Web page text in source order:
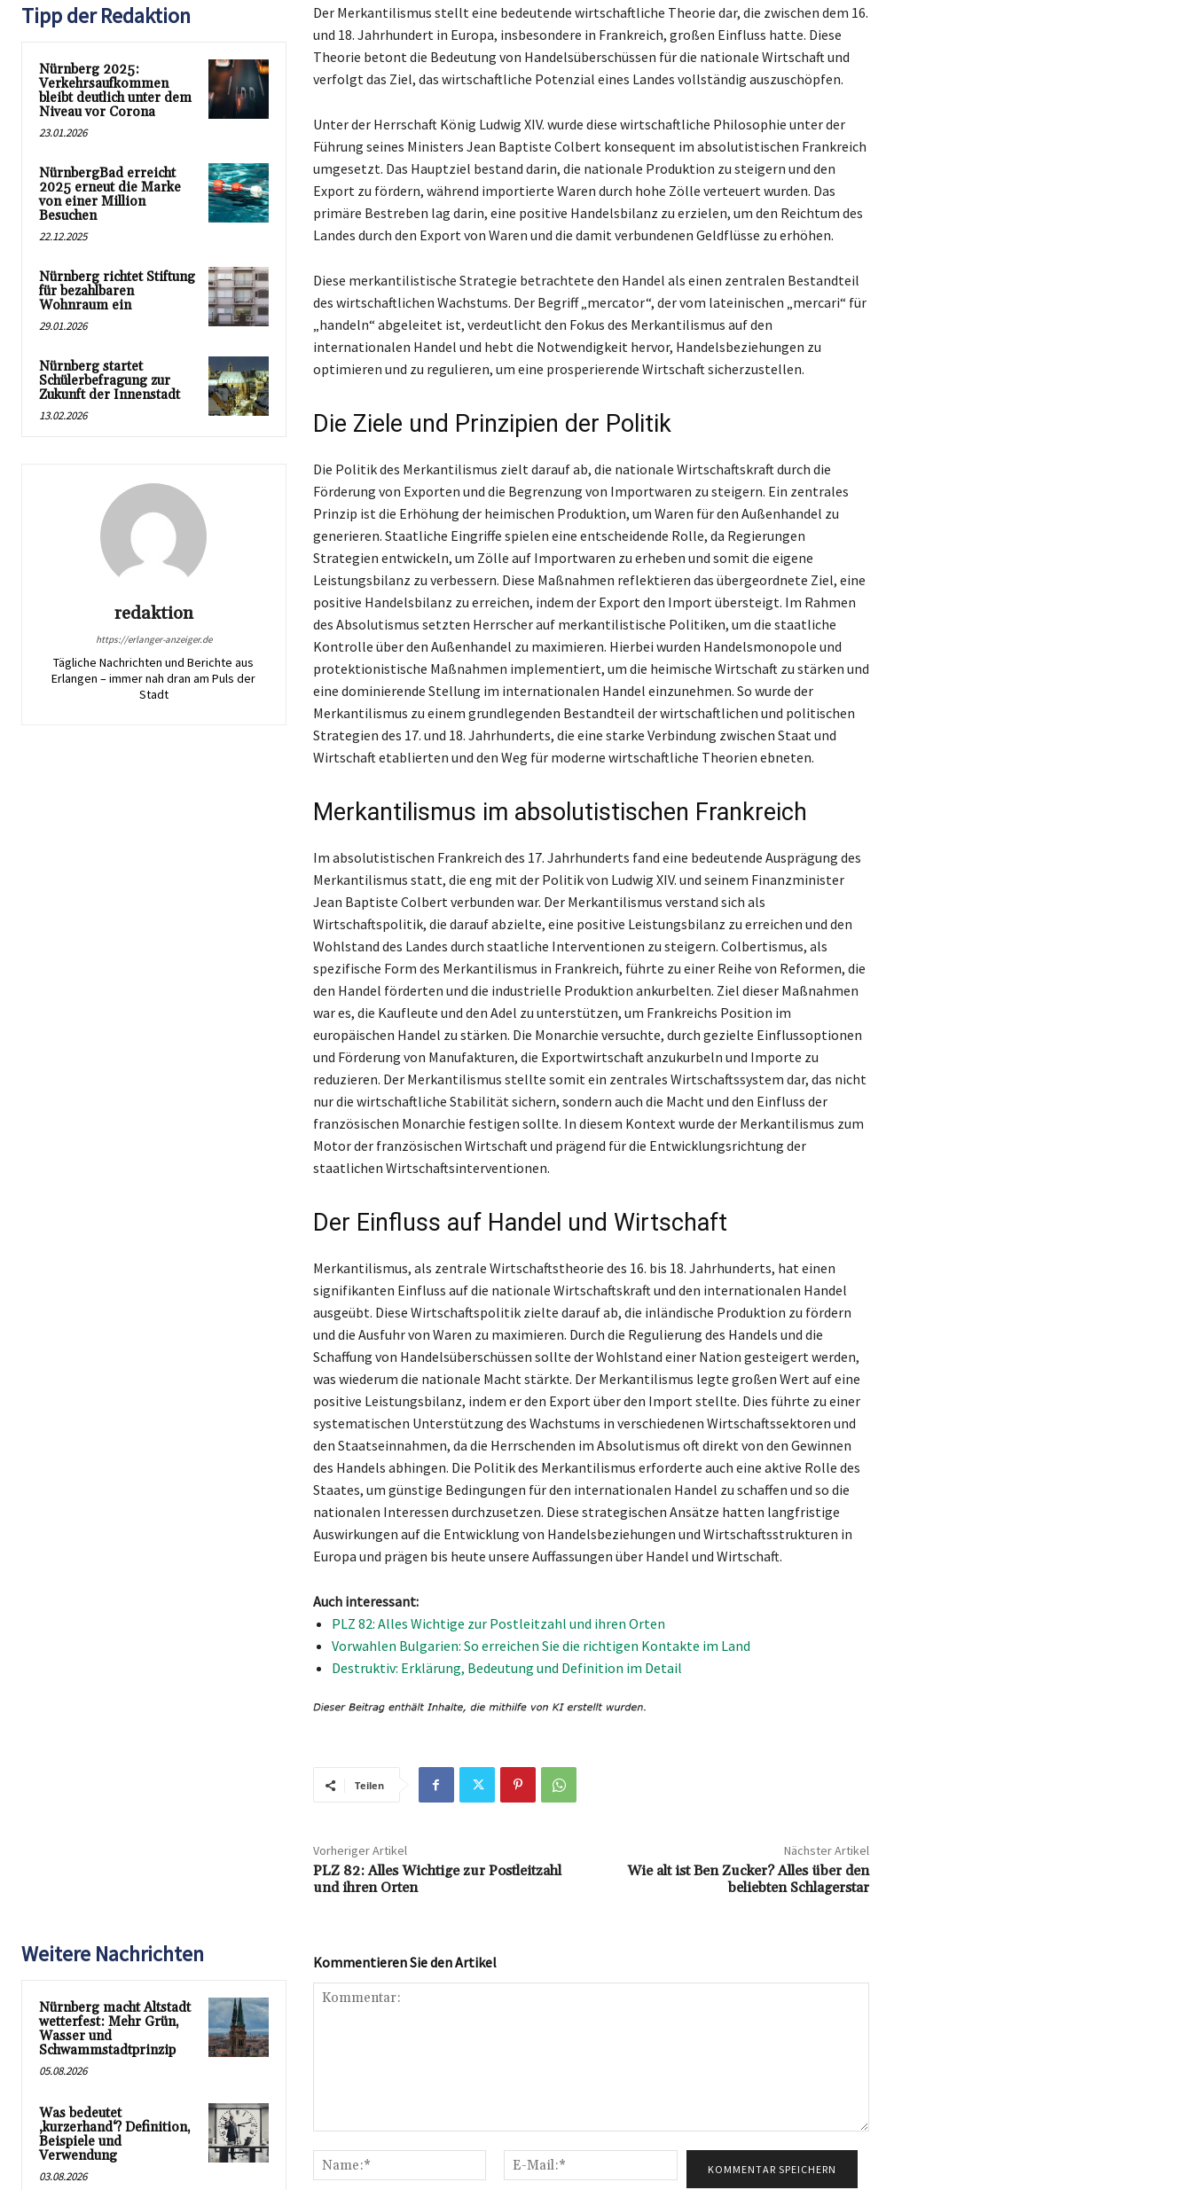
Tipp der Redaktion
Nürnberg 2025:
Verkehrsaufkommen
bleibt deutlich unter dem
Niveau vor Corona
23.01.2026
NürnbergBad erreicht
2025 erneut die Marke
von einer Million
Besuchen
22.12.2025
Nürnberg richtet Stiftung
für bezahlbaren
Wohnraum ein
29.01.2026
Nürnberg startet
Schülerbefragung zur
Zukunft der Innenstadt
13.02.2026
redaktion
https://erlanger-anzeiger.de
Tägliche Nachrichten und Berichte aus
Erlangen – immer nah dran am Puls der
Stadt
Der Merkantilismus stellt eine bedeutende wirtschaftliche Theorie dar, die zwischen dem 16.
und 18. Jahrhundert in Europa, insbesondere in Frankreich, großen Einfluss hatte. Diese
Theorie betont die Bedeutung von Handelsüberschüssen für die nationale Wirtschaft und
verfolgt das Ziel, das wirtschaftliche Potenzial eines Landes vollständig auszuschöpfen.
Unter der Herrschaft König Ludwig XIV. wurde diese wirtschaftliche Philosophie unter der
Führung seines Ministers Jean Baptiste Colbert konsequent im absolutistischen Frankreich
umgesetzt. Das Hauptziel bestand darin, die nationale Produktion zu steigern und den
Export zu fördern, während importierte Waren durch hohe Zölle verteuert wurden. Das
primäre Bestreben lag darin, eine positive Handelsbilanz zu erzielen, um den Reichtum des
Landes durch den Export von Waren und die damit verbundenen Geldflüsse zu erhöhen.
Diese merkantilistische Strategie betrachtete den Handel als einen zentralen Bestandteil
des wirtschaftlichen Wachstums. Der Begriff „mercator“, der vom lateinischen „mercari“ für
„handeln“ abgeleitet ist, verdeutlicht den Fokus des Merkantilismus auf den
internationalen Handel und hebt die Notwendigkeit hervor, Handelsbeziehungen zu
optimieren und zu regulieren, um eine prosperierende Wirtschaft sicherzustellen.
Die Ziele und Prinzipien der Politik
Die Politik des Merkantilismus zielt darauf ab, die nationale Wirtschaftskraft durch die
Förderung von Exporten und die Begrenzung von Importwaren zu steigern. Ein zentrales
Prinzip ist die Erhöhung der heimischen Produktion, um Waren für den Außenhandel zu
generieren. Staatliche Eingriffe spielen eine entscheidende Rolle, da Regierungen
Strategien entwickeln, um Zölle auf Importwaren zu erheben und somit die eigene
Leistungsbilanz zu verbessern. Diese Maßnahmen reflektieren das übergeordnete Ziel, eine
positive Handelsbilanz zu erreichen, indem der Export den Import übersteigt. Im Rahmen
des Absolutismus setzten Herrscher auf merkantilistische Politiken, um die staatliche
Kontrolle über den Außenhandel zu maximieren. Hierbei wurden Handelsmonopole und
protektionistische Maßnahmen implementiert, um die heimische Wirtschaft zu stärken und
eine dominierende Stellung im internationalen Handel einzunehmen. So wurde der
Merkantilismus zu einem grundlegenden Bestandteil der wirtschaftlichen und politischen
Strategien des 17. und 18. Jahrhunderts, die eine starke Verbindung zwischen Staat und
Wirtschaft etablierten und den Weg für moderne wirtschaftliche Theorien ebneten.
Merkantilismus im absolutistischen Frankreich
Im absolutistischen Frankreich des 17. Jahrhunderts fand eine bedeutende Ausprägung des
Merkantilismus statt, die eng mit der Politik von Ludwig XIV. und seinem Finanzminister
Jean Baptiste Colbert verbunden war. Der Merkantilismus verstand sich als
Wirtschaftspolitik, die darauf abzielte, eine positive Leistungsbilanz zu erreichen und den
Wohlstand des Landes durch staatliche Interventionen zu steigern. Colbertismus, als
spezifische Form des Merkantilismus in Frankreich, führte zu einer Reihe von Reformen, die
den Handel förderten und die industrielle Produktion ankurbelten. Ziel dieser Maßnahmen
war es, die Kaufleute und den Adel zu unterstützen, um Frankreichs Position im
europäischen Handel zu stärken. Die Monarchie versuchte, durch gezielte Einflussoptionen
und Förderung von Manufakturen, die Exportwirtschaft anzukurbeln und Importe zu
reduzieren. Der Merkantilismus stellte somit ein zentrales Wirtschaftssystem dar, das nicht
nur die wirtschaftliche Stabilität sichern, sondern auch die Macht und den Einfluss der
französischen Monarchie festigen sollte. In diesem Kontext wurde der Merkantilismus zum
Motor der französischen Wirtschaft und prägend für die Entwicklungsrichtung der
staatlichen Wirtschaftsinterventionen.
Der Einfluss auf Handel und Wirtschaft
Merkantilismus, als zentrale Wirtschaftstheorie des 16. bis 18. Jahrhunderts, hat einen
signifikanten Einfluss auf die nationale Wirtschaftskraft und den internationalen Handel
ausgeübt. Diese Wirtschaftspolitik zielte darauf ab, die inländische Produktion zu fördern
und die Ausfuhr von Waren zu maximieren. Durch die Regulierung des Handels und die
Schaffung von Handelsüberschüssen sollte der Wohlstand einer Nation gesteigert werden,
was wiederum die nationale Macht stärkte. Der Merkantilismus legte großen Wert auf eine
positive Leistungsbilanz, indem er den Export über den Import stellte. Dies führte zu einer
systematischen Unterstützung des Wachstums in verschiedenen Wirtschaftssektoren und
den Staatseinnahmen, da die Herrschenden im Absolutismus oft direkt von den Gewinnen
des Handels abhingen. Die Politik des Merkantilismus erforderte auch eine aktive Rolle des
Staates, um günstige Bedingungen für den internationalen Handel zu schaffen und so die
nationalen Interessen durchzusetzen. Diese strategischen Ansätze hatten langfristige
Auswirkungen auf die Entwicklung von Handelsbeziehungen und Wirtschaftsstrukturen in
Europa und prägen bis heute unsere Auffassungen über Handel und Wirtschaft.
Auch interessant:
PLZ 82: Alles Wichtige zur Postleitzahl und ihren Orten
Vorwahlen Bulgarien: So erreichen Sie die richtigen Kontakte im Land
Destruktiv: Erklärung, Bedeutung und Definition im Detail
Teilen
Vorheriger Artikel
PLZ 82: Alles Wichtige zur Postleitzahl
und ihren Orten
Nächster Artikel
Wie alt ist Ben Zucker? Alles über den
beliebten Schlagerstar
Weitere Nachrichten
Nürnberg macht Altstadt
wetterfest: Mehr Grün,
Wasser und
Schwammstadtprinzip
05.08.2026
Was bedeutet
‚kurzerhand‘? Definition,
Beispiele und
Verwendung
03.08.2026
Kommentieren Sie den Artikel
Name:*
Mail:*